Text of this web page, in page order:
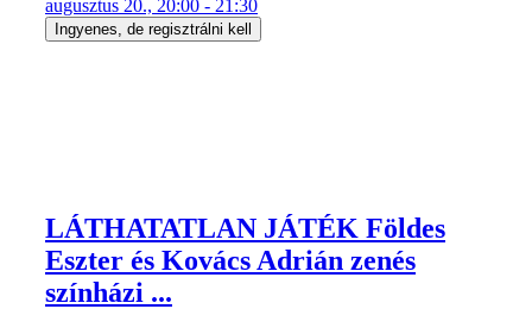
augusztus 20., 20:00 - 21:30
Ingyenes, de regisztrálni kell
LÁTHATATLAN JÁTÉK Földes
Eszter és Kovács Adrián zenés
színházi ...